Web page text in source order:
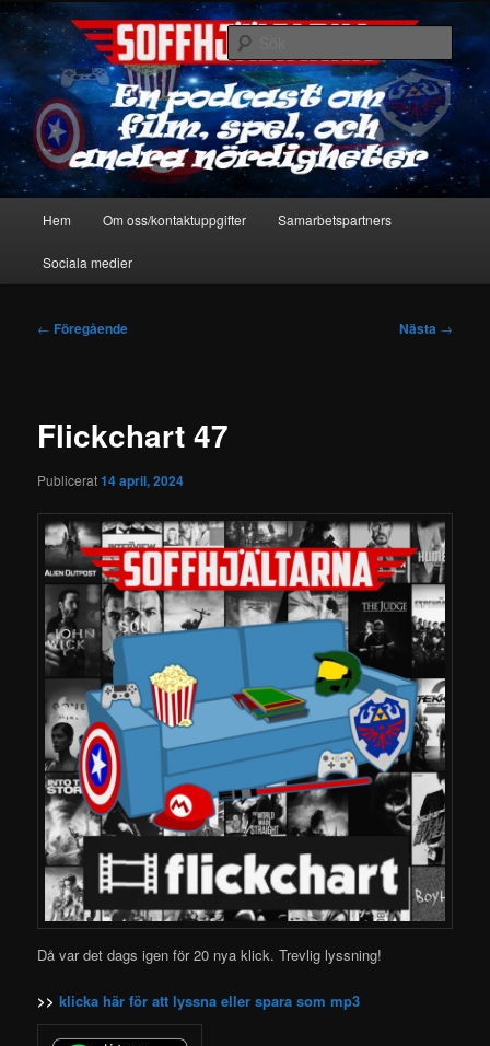
Hoppa
primärt
innehållSoffhjältarna
En podcast om film, spel & andra nördigheter
Sök
Hem Om oss/kontaktuppgifter Samarbetspartners
Sociala medier
Inläggsnavigering
← Föregående Nästa →
Flickchart 47
Publicerat14 april, 2024
Då var det dags igen för 20 nya klick. Trevlig lyssning!
>>klicka här för att lyssna eller spara som mp3